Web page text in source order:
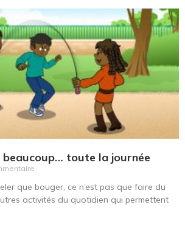
beaucoup… toute la journée
que bouger, ce n’est pas que faire du
activités du quotidien qui permettent